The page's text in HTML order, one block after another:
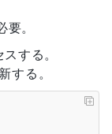
。
する。
する。